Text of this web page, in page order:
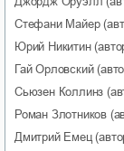
Стефани Майер
Юрий Никитин
Гай Орловский
Сьюзен Коллинз
Роман Злотников
Дмитрий Емец